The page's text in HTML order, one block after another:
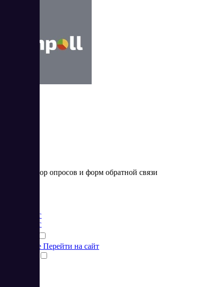
Конструктор опросов и форм обратной связи
Маркетинг
Маркетинг
Подробнее Перейти на сайт